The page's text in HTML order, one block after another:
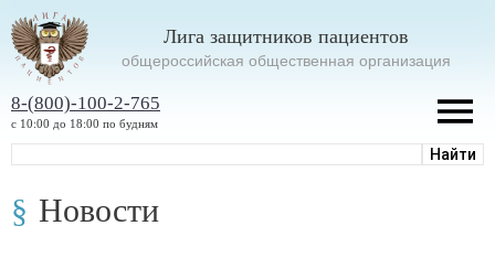
Лига защитников пациентов
oбщероссийская общественная организация
8-(800)-100-2-765
с 10:00 до 18:00 по будням
Новости